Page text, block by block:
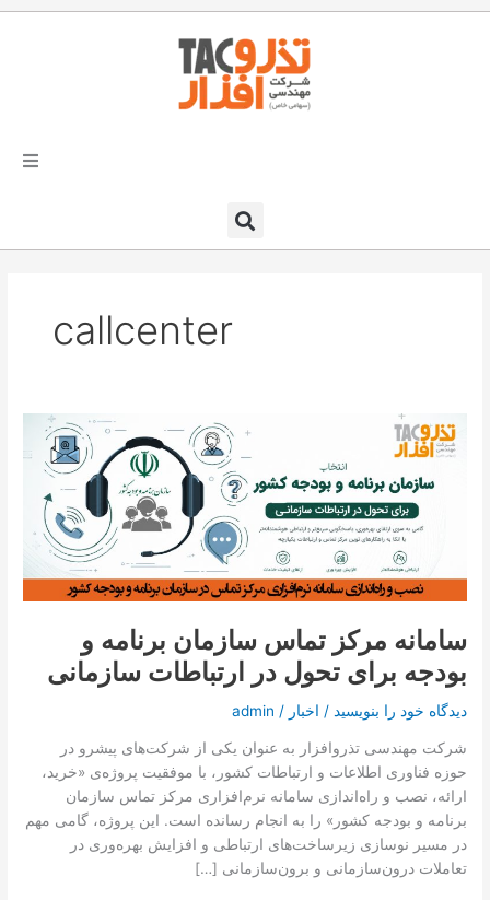
رفتن
دعوت به همکاری
تماس با ما
درخواست دمو
callcenter
سامانه مرکز تماس سازمان برنامه و
بودجه برای تحول در ارتباطات سازمانی
دیدگاه‌ خود را بنویسید / اخبار /
admin
شرکت مهندسی تذروافزار به عنوان یکی از شرکت‌های پیشرو در
حوزه فناوری اطلاعات و ارتباطات کشور، با موفقیت پروژه‌ی «خرید،
ارائه، نصب و راه‌اندازی سامانه نرم‌افزاری مرکز تماس سازمان
برنامه و بودجه کشور» را به انجام رسانده است. این پروژه، گامی مهم
در مسیر نوسازی زیرساخت‌های ارتباطی و افزایش بهره‌وری در
تعاملات درون‌سازمانی و برون‌سازمانی […]
سامانه
مرکز
در
سازمانی